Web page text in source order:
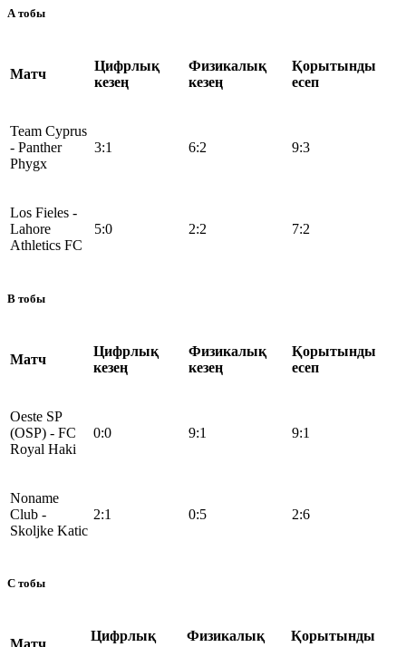
А тобы
Матч
Цифрлық
кезең
Физикалық
кезең
Қорытынды
есеп
Team Cyprus
- Panther
Phygx
3:1 6:2 9:3
Los Fieles -
Lahore
Athletics FC
5:0 2:2 7:2
B тобы
Матч
Цифрлық
кезең
Физикалық
кезең
Қорытынды
есеп
Oeste SP
(OSP) - FC
Royal Haki
0:0 9:1 9:1
Noname
Club -
Skoljke Katic
2:1 0:5 2:6
C тобы
Матч
Цифрлық
Физикалық
Қорытынды